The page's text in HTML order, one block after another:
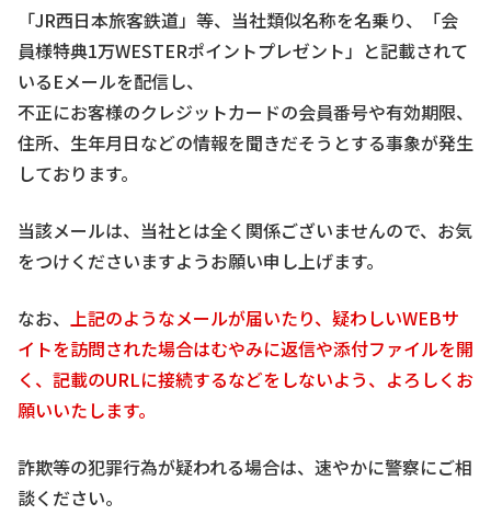
「JR西日本旅客鉄道」等、当社類似名称を名乗り、「会
員様特典1万WESTERポイントプレゼント」と記載されて
いるEメールを配信し、
不正にお客様のクレジットカードの会員番号や有効期限、
住所、生年月日などの情報を聞きだそうとする事象が発生
しております。
当該メールは、当社とは全く関係ございませんので、お気
をつけくださいますようお願い申し上げます。
なお、 上記のようなメールが届いたり、疑わしいWEBサ
イトを訪問された場合はむやみに返信や添付ファイルを開
く、記載のURLに接続するなどをしないよう、よろしくお
願いいたします。
詐欺等の犯罪行為が疑われる場合は、速やかに警察にご相
談ください。